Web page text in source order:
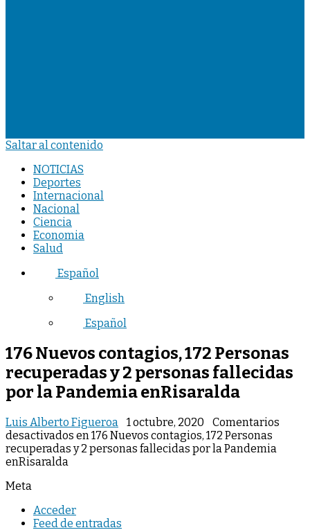
Saltar al contenido
NOTICIAS
Deportes
Internacional
Nacional
Ciencia
Economia
Salud
Español
English
Español
176 Nuevos contagios, 172 Personas
recuperadas y 2 personas fallecidas
por la Pandemia enRisaralda
Luis Alberto Figueroa 1 octubre, 2020
Comentarios
desactivados en 176 Nuevos contagios, 172 Personas
recuperadas y 2 personas fallecidas por la Pandemia
enRisaralda
Meta
Acceder
Feed de entradas